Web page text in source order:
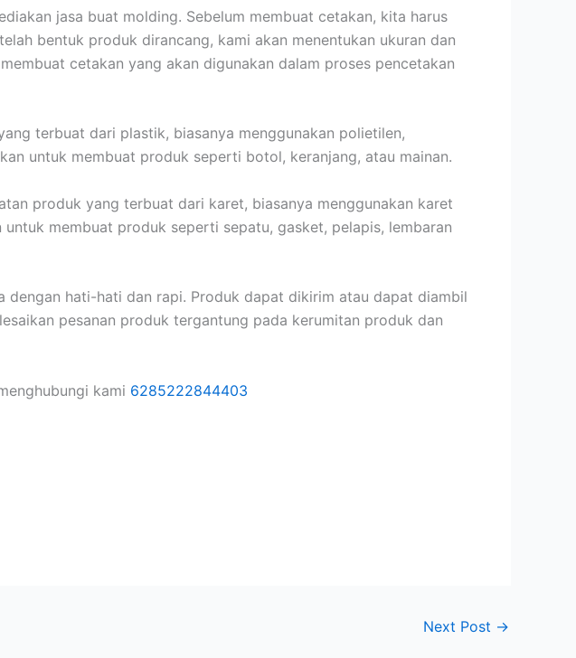
jasa buat molding. Sebelum membuat cetakan, kita harus
bentuk produk dirancang, kami akan menentukan ukuran dan
cetakan yang akan digunakan dalam proses pencetakan
terbuat dari plastik, biasanya menggunakan polietilen,
untuk membuat produk seperti botol, keranjang, atau mainan.
produk yang terbuat dari karet, biasanya menggunakan karet
membuat produk seperti sepatu, gasket, pelapis, lembaran
dengan hati-hati dan rapi. Produk dapat dikirim atau dapat diambil
pesanan produk tergantung pada kerumitan produk dan
kami 6285222844403
Next Post →